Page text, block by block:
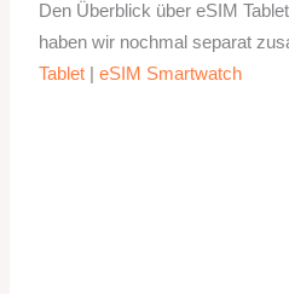
Den Überblick über eSIM
haben wir nochmal separat
Tablet |eSIM Smartwatch